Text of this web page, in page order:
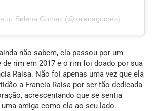
от Selena Gomez (@selenagomez)
não sabem, ela passou por um
de rim em 2017 e o rim foi doado por sua
Raisa. Não foi apenas uma vez que ela
a Francia Raisa por ser tão dedicada
acrescentando que se sentia
amiga como ela ao seu lado.